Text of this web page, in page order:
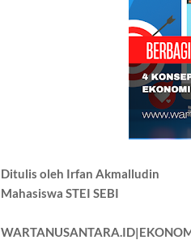
Ditulis oleh Irfan Akmalludin
Mahasiswa STEI SEBI